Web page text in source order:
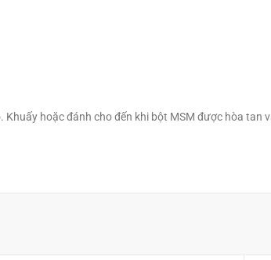
hoặc đánh cho đến khi bột MSM được hòa tan